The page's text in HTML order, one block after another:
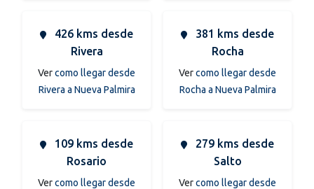
426 kms desde
Rivera
Vercomo llegar desde
Rivera a Nueva Palmira
381 kms desde
Rocha
Vercomo llegar desde
Rocha a Nueva Palmira
109 kms desde
Rosario
Vercomo llegar desde
279 kms desde
Salto
Vercomo llegar desde